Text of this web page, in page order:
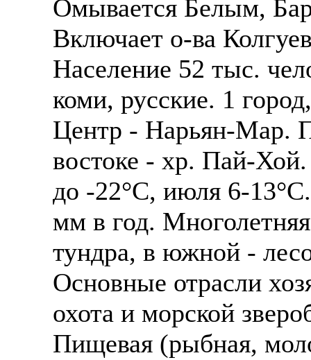
Омывается Белым,
Включает о-ва
Население 52 тыс.
коми, русские. 1
Центр - Нарьян-Мар.
востоке - хр. Пай-
до -22°С, июля 6-
мм в год.
тундра, в южной -
Основные отрасли
охота и морской
Пищевая (рыбная,